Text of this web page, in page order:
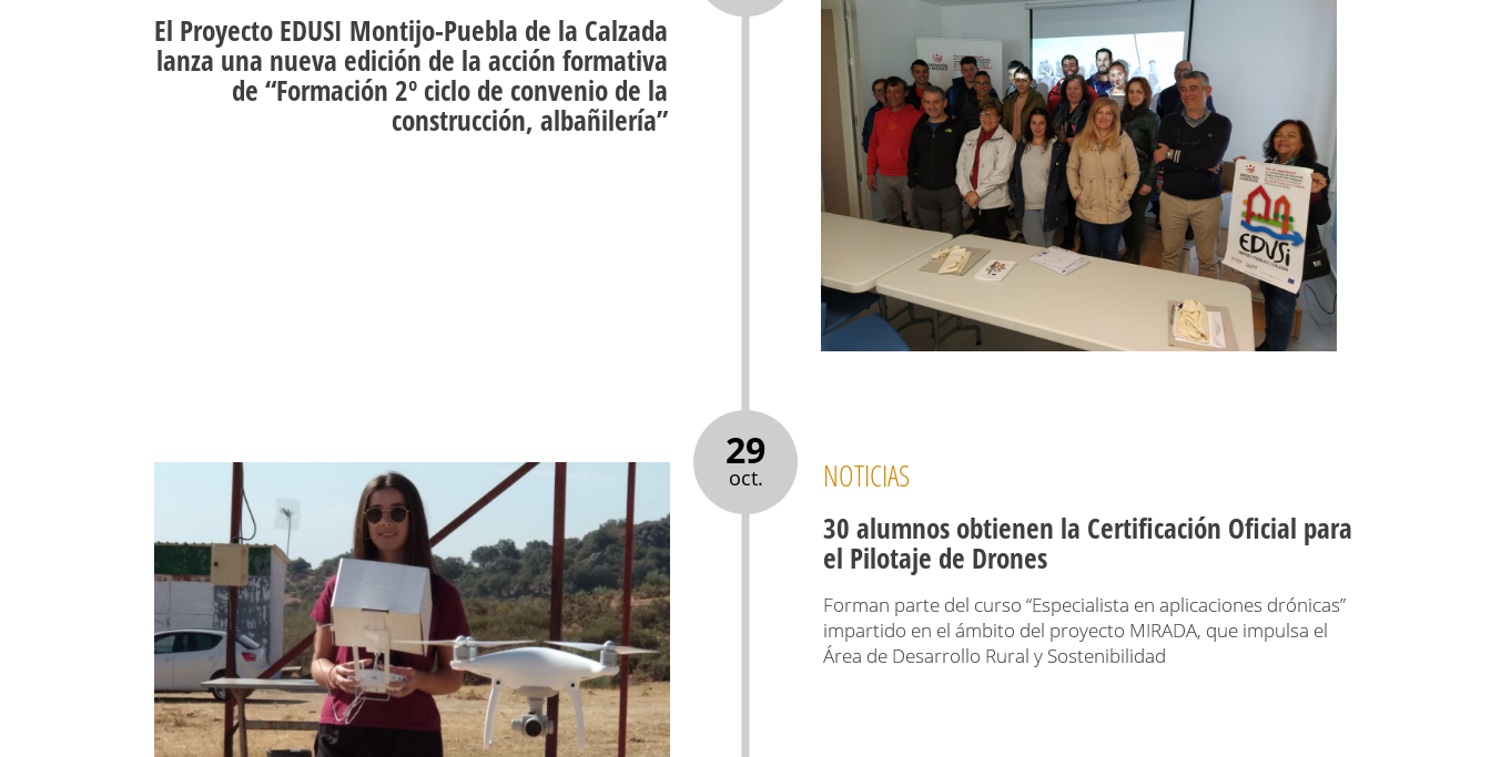
El Proyecto EDUSI Montijo-Puebla de la Calzada
lanza una nueva edición de la acción formativa
de “Formación 2º ciclo de convenio de la
construcción, albañilería”
29
oct. NOTICIAS
30 alumnos obtienen la Certificación Oficial para
el Pilotaje de Drones
Forman parte del curso “Especialista en aplicaciones drónicas”
impartido en el ámbito del proyecto MIRADA, que impulsa el
Área de Desarrollo Rural y Sostenibilidad